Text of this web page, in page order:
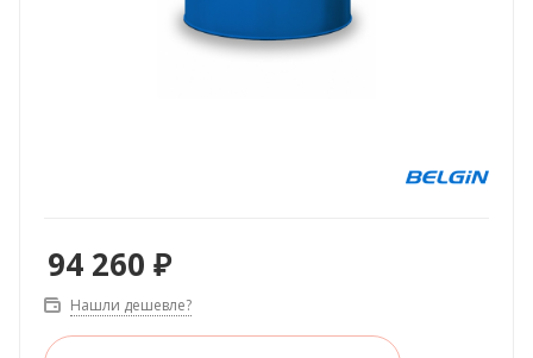
94 260 ₽
Нашли дешевле?